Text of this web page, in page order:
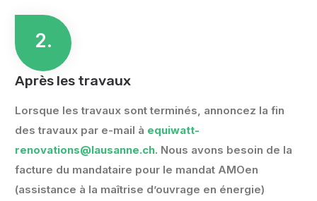
2.
Après les travaux
Lorsque les travaux sont terminés, annoncez la fin
des travaux par e-mail à equiwatt-
renovations@lausanne.ch. Nous avons besoin de la
facture du mandataire pour le mandat AMOen
(assistance à la maîtrise d’ouvrage en énergie)